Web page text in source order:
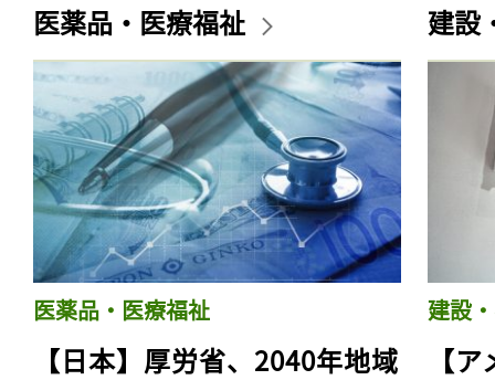
医薬品・医療福祉
医薬品・医療福祉
【日本】厚労省、2040年地域
建設
建設
【